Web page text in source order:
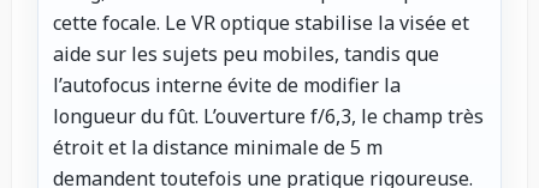
cette focale. Le VR optique stabilise la visée et
aide sur les sujets peu mobiles, tandis que
l’autofocus interne évite de modifier la
longueur du fût. L’ouverture f/6,3, le champ très
étroit et la distance minimale de 5 m
demandent toutefois une pratique rigoureuse.